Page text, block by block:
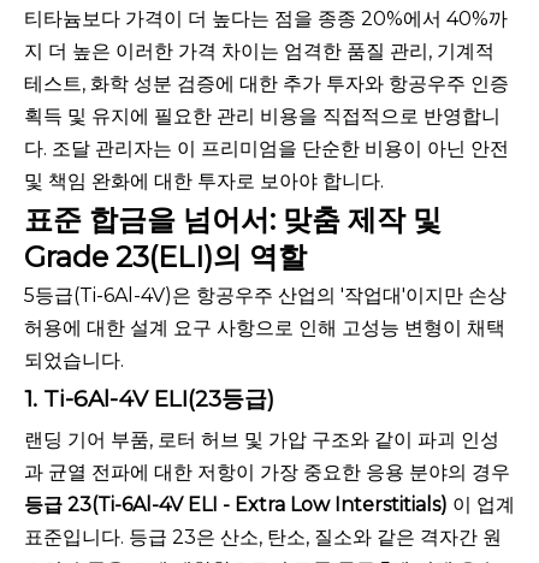
티타늄보다 가격이 더 높다는 점을 종종 20%에서 40%까
지 더 높은 이러한 가격 차이는 엄격한 품질 관리, 기계적
테스트, 화학 성분 검증에 대한 추가 투자와 항공우주 인증
획득 및 유지에 필요한 관리 비용을 직접적으로 반영합니
다. 조달 관리자는 이 프리미엄을 단순한 비용이 아닌 안전
및 책임 완화에 대한 투자로 보아야 합니다.
표준 합금을 넘어서: 맞춤 제작 및
Grade 23(ELI)의 역할
5등급(Ti-6Al-4V)은 항공우주 산업의 '작업대'이지만 손상
허용에 대한 설계 요구 사항으로 인해 고성능 변형이 채택
되었습니다.
1. Ti-6Al-4V ELI(23등급)
랜딩 기어 부품, 로터 허브 및 가압 구조와 같이 파괴 인성
과 균열 전파에 대한 저항이 가장 중요한 응용 분야의 경우
등급 23(Ti-6Al-4V ELI - Extra Low Interstitials) 이 업계
표준입니다. 등급 23은 산소, 탄소, 질소와 같은 격자간 원